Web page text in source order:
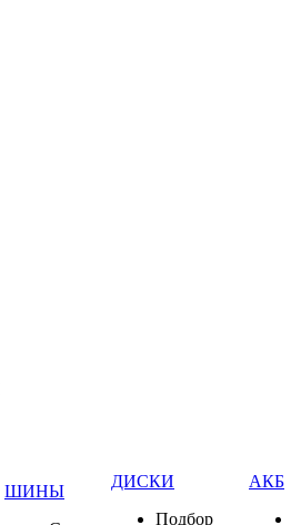
ШИНЫ
ДИСКИ
Подбор
АКБ